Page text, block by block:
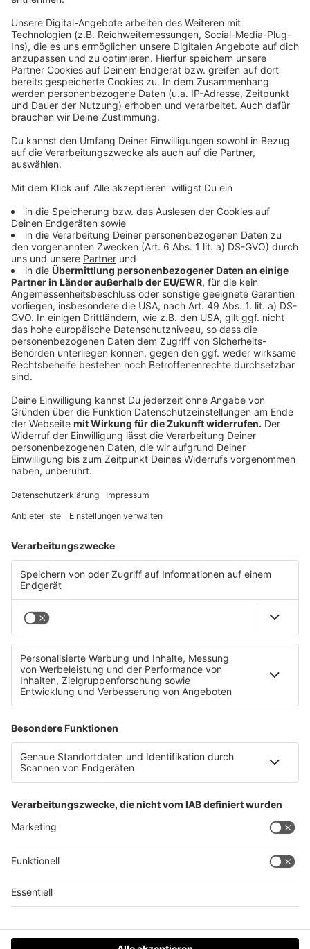
Danke den Blutspendern &#8211; Lager derzeit
stabil
Illegale Prostitution in Linz aufgedeckt
Nach Amoklauf in Graz: Viele Anfragen bei
Telefonseelsorge OÖ
Datenschutz